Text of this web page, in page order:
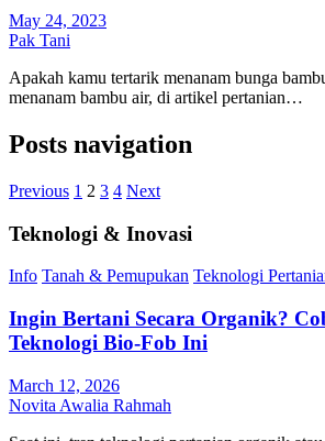
May 24, 2023
Pak Tani
Apakah kamu tertarik menanam bunga
menanam bambu air, di artikel pertanian…
Posts navigation
Previous 1 2 3 4 Next
Teknologi & Inovasi
Info Tanah & Pemupukan Teknologi
Ingin Bertani Secara Organik?
Teknologi Bio-Fob Ini
March 12, 2026
Novita Awalia Rahmah